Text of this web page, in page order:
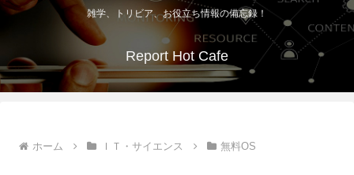
雑学、トリビア、お役立ち情報の備忘録！
Report Hot Cafe
ホーム ＩＴ・サイエンス 無料OS